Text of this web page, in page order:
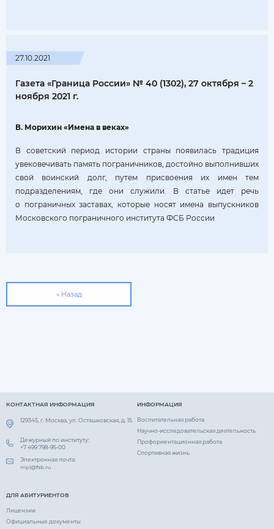
27.10.2021
Газета «Граница России» № 40 (1302), 27 октября – 2
ноября 2021 г.
В. Морихин «Имена в веках»
В советский период истории страны появилась традиция
увековечивать память пограничников, достойно выполнивших
свой воинский долг, путем присвоения их имен тем
подразделениям, где они служили. В статье идет речь
о пограничных заставах, которые носят имена выпускников
Московского пограничного института ФСБ России
« Назад
КОНТАКТНАЯ ИНФОРМАЦИЯ
129345, г. Москва, ул. Осташковская, д. 15
Дежурный по институту:
+7 499 798-95-00
Электронная почта:
ИНФОРМАЦИЯ
Воспитательная работа
Научно-исследовательская деятельность
Профориентационная работа
Спортивная жизнь
ДЛЯ АБИТУРИЕНТОВ
Лицензии
Официальные документы